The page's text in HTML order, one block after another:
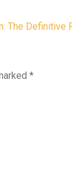
The Definitive
*